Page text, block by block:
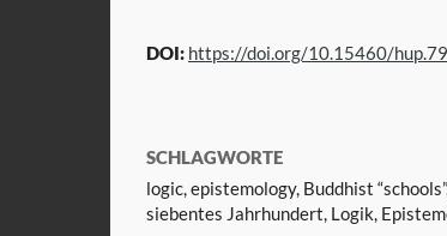
DOI: https://doi.org/10.15460/
SCHLAGWORTE
logic, epistemology, Buddhist
siebentes Jahrhundert, Logik,